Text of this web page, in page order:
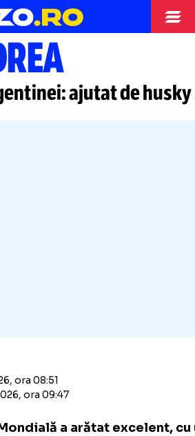
ajutat de
ora 08:51
ora 09:47
a arătat excelent,